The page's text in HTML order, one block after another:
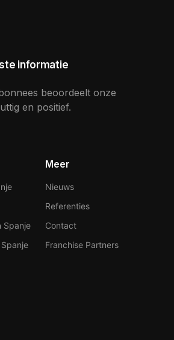
informatie
beoordeelt onze
en positief.
Spanje
Meer
Nieuws
Referenties
Contact
Franchise Partners